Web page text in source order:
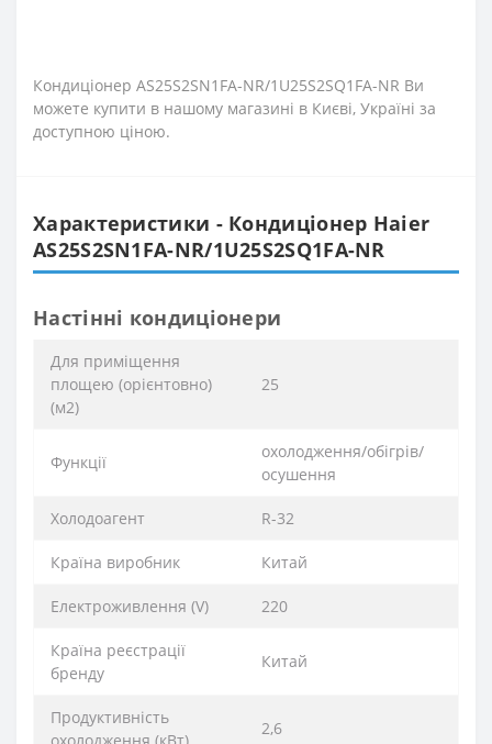
Кондиціонер AS25S2SN1FA-NR/1U25S2SQ1FA-NR Ви
можете купити в нашому магазині в Києві, Україні за
доступною ціною.
Характеристики - Кондиціонер Haier
AS25S2SN1FA-NR/1U25S2SQ1FA-NR
Настінні кондиціонери
Для приміщення
площею (орієнтовно)
(м2)
25
Функції
охолодження/обігрів/
осушення
Xолодоагент R-32
Країна виробник Китай
Електроживлення (V) 220
Країна реєстрації
бренду
Китай
Продуктивність
2,6